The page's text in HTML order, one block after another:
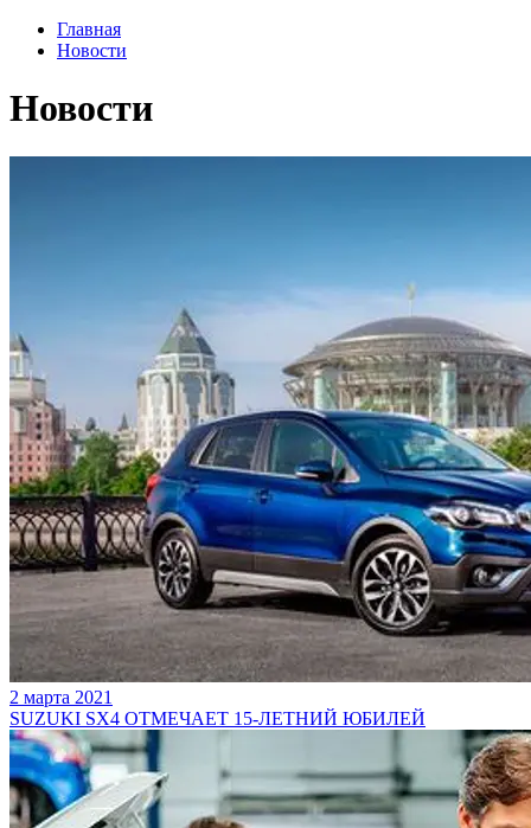
Главная
Новости
Новости
2 марта 2021
SUZUKI SX4 ОТМЕЧАЕТ 15-ЛЕТНИЙ ЮБИЛЕЙ